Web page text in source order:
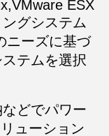
ESX
グシステム
ニーズに基づ
テムを選択
どでパワー
ューション